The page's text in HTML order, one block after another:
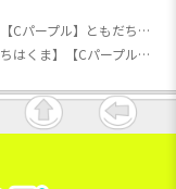
【ともだちはくま】【Cパープル】ともだちはくま パジャマパーティーポーチ
【ともだちはくま】【Cパープル】ともだちはくま パジャマパーティーポーチ